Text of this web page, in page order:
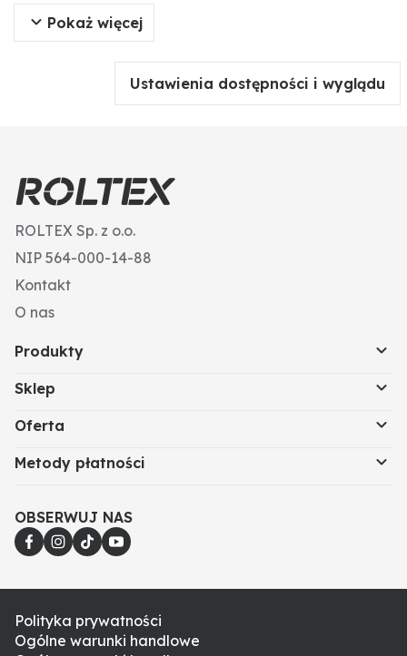
Pokaż więcej
Ustawienia dostępności i wyglądu
ROLTEX Sp. z o.o.
NIP 564-000-14-88
Kontakt
O nas
Produkty
Sklep
Oferta
Metody płatności
OBSERWUJ NAS
Polityka prywatności
Ogólne warunki handlowe